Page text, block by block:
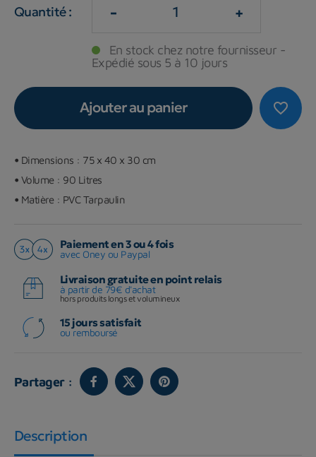
Quantité : - +
En stock chez notre fournisseur -
Expédié sous 5 à 10 jours
favorite_border
Ajouter au panier
• Dimensions : 75 x 40 x 30 cm
• Volume : 90 Litres
• Matière : PVC Tarpaulin
Paiement en 3 ou 4 fois
avec Oney ou Paypal
Livraison gratuite en point relais
à partir de 79€ d'achat
hors produits longs et volumineux
15 jours satisfait
ou remboursé
Partager :
Description